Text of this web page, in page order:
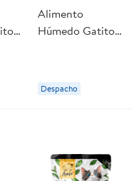
Alimento
Húmedo Gatito
g Master Cat
Despacho